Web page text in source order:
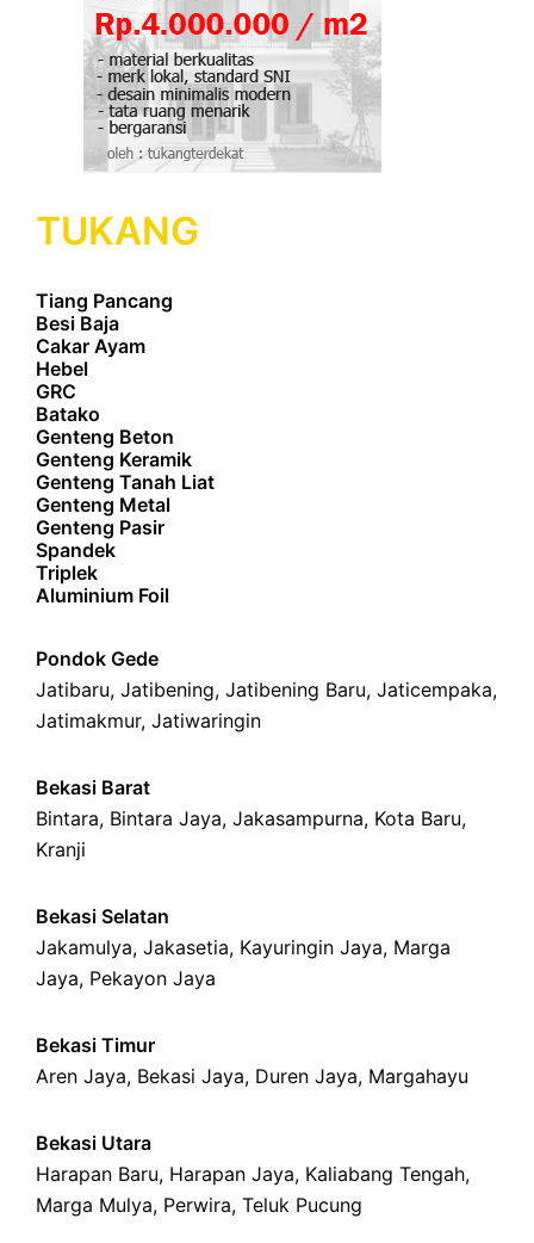
TUKANG
Tiang Pancang
Besi Baja
Cakar Ayam
Hebel
GRC
Batako
Genteng Beton
Genteng Keramik
Genteng Tanah Liat
Genteng Metal
Genteng Pasir
Spandek
Triplek
Aluminium Foil
Pondok Gede
Jatibaru, Jatibening, Jatibening Baru, Jaticempaka,
Jatimakmur, Jatiwaringin
Bekasi Barat
Bintara, Bintara Jaya, Jakasampurna, Kota Baru,
Kranji
Bekasi Selatan
Jakamulya, Jakasetia, Kayuringin Jaya, Marga
Jaya, Pekayon Jaya
Bekasi Timur
Aren Jaya, Bekasi Jaya, Duren Jaya, Margahayu
Bekasi Utara
Harapan Baru, Harapan Jaya, Kaliabang Tengah,
Marga Mulya, Perwira, Teluk Pucung